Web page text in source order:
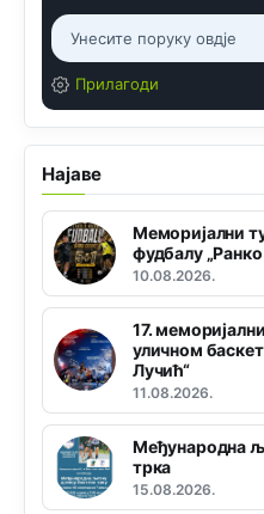
Прилагоди
Најаве
Меморијални
фудбалу
10.08.2026.
17.
уличном
Лучић“
11.08.2026.
Међународна
трка
15.08.2026.